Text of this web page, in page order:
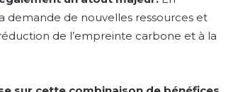
demande de nouvelles ressources et
de l’empreinte carbone et à la